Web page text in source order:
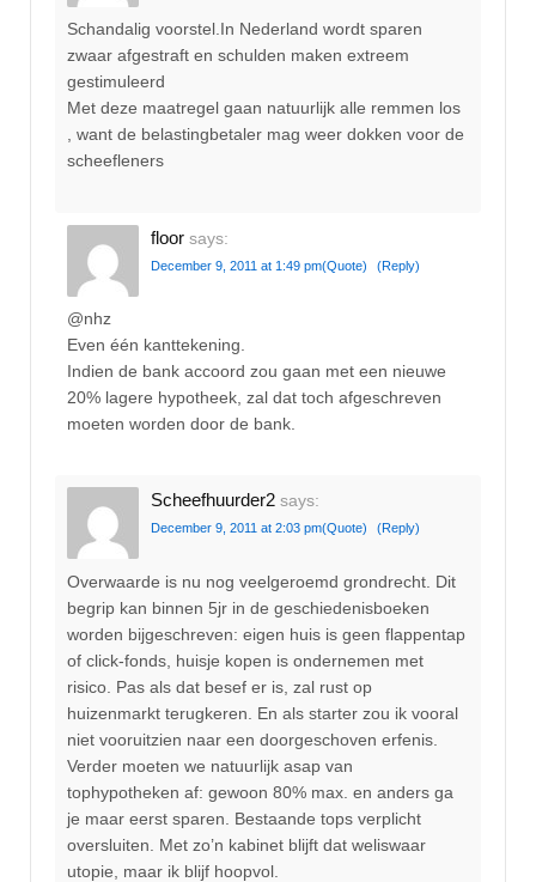
Schandalig voorstel.In Nederland wordt sparen
zwaar afgestraft en schulden maken extreem
gestimuleerd
Met deze maatregel gaan natuurlijk alle remmen los
, want de belastingbetaler mag weer dokken voor de
scheefleners
floor says:
December 9, 2011 at 1:49 pm(Quote) (Reply)
@nhz
Even één kanttekening.
Indien de bank accoord zou gaan met een nieuwe
20% lagere hypotheek, zal dat toch afgeschreven
moeten worden door de bank.
Scheefhuurder2 says:
December 9, 2011 at 2:03 pm(Quote) (Reply)
Overwaarde is nu nog veelgeroemd grondrecht. Dit
begrip kan binnen 5jr in de geschiedenisboeken
worden bijgeschreven: eigen huis is geen flappentap
of click-fonds, huisje kopen is ondernemen met
risico. Pas als dat besef er is, zal rust op
huizenmarkt terugkeren. En als starter zou ik vooral
niet vooruitzien naar een doorgeschoven erfenis.
Verder moeten we natuurlijk asap van
tophypotheken af: gewoon 80% max. en anders ga
je maar eerst sparen. Bestaande tops verplicht
oversluiten. Met zo’n kabinet blijft dat weliswaar
utopie, maar ik blijf hoopvol.